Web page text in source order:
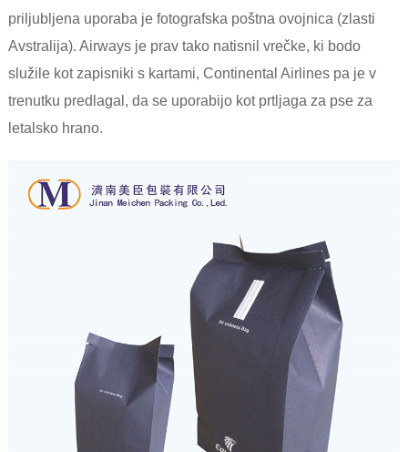
priljubljena uporaba je fotografska poštna ovojnica (zlasti
Avstralija). Airways je prav tako natisnil vrečke, ki bodo
služile kot zapisniki s kartami, Continental Airlines pa je v
trenutku predlagal, da se uporabijo kot prtljaga za pse za
letalsko hrano.